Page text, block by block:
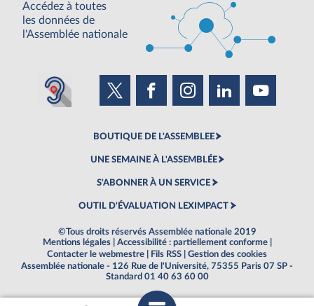
Accédez à toutes
les données de
l'Assemblée nationale
BOUTIQUE DE L'ASSEMBLEE
UNE SEMAINE À L'ASSEMBLÉE
S'ABONNER À UN SERVICE
OUTIL D'ÉVALUATION LEXIMPACT
©Tous droits réservés Assemblée nationale 2019
Mentions légales
Accessibilité : partiellement conforme
Contacter le webmestre
Fils RSS
Gestion des cookies
Assemblée nationale - 126 Rue de l'Université, 75355 Paris 07 SP -
Standard 01 40 63 60 00